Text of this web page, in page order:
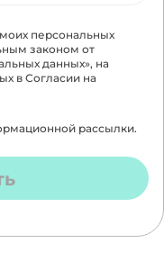
персональных
законом от
данных», на
в Согласии на
рассылки.